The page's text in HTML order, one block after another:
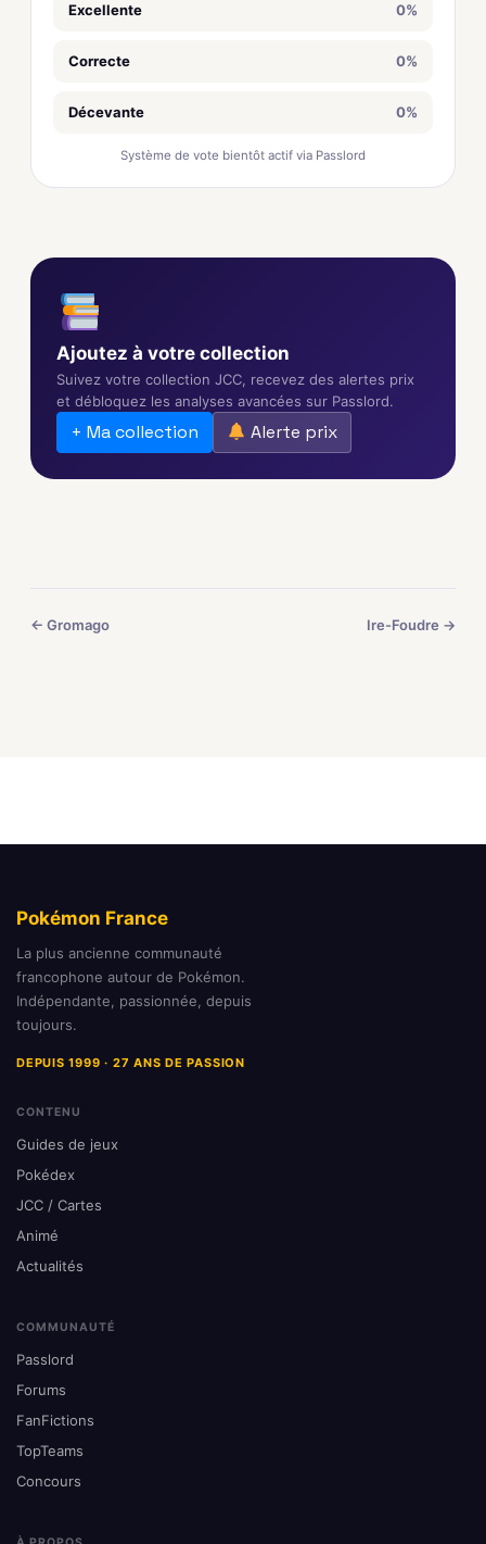
Excellente 0%
Correcte 0%
Décevante 0%
Système de vote bientôt actif via Passlord
Ajoutez à votre collection
Suivez votre collection JCC, recevez des alertes prix
et débloquez les analyses avancées sur Passlord.
+ Ma collection Alerte prix
← Gromago Ire-Foudre →
Pokémon France
La plus ancienne communauté
francophone autour de Pokémon.
Indépendante, passionnée, depuis
toujours.
DEPUIS 1999 · 27 ANS DE PASSION
CONTENU
Guides de jeux
Pokédex
JCC / Cartes
Animé
Actualités
COMMUNAUTÉ
Passlord
Forums
FanFictions
TopTeams
Concours